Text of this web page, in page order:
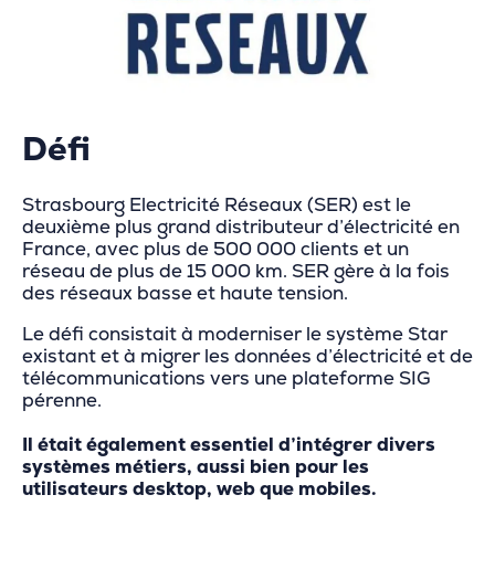
Défi
Strasbourg Electricité Réseaux (SER) est le
deuxième plus grand distributeur d’électricité en
France, avec plus de 500 000 clients et un
réseau de plus de 15 000 km. SER gère à la fois
des réseaux basse et haute tension.
Le défi consistait à moderniser le système Star
existant et à migrer les données d’électricité et de
télécommunications vers une plateforme SIG
pérenne.
Il était également essentiel d’intégrer divers
systèmes métiers, aussi bien pour les
utilisateurs desktop, web que mobiles.